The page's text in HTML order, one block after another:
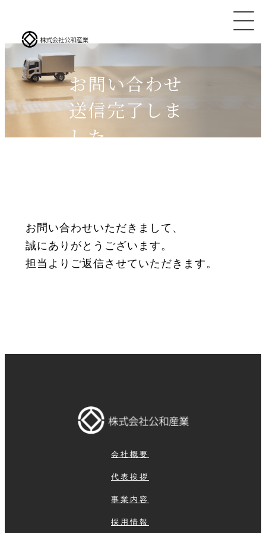
お問い合わせ
送信完了しま
した
お問い合わせいただきまして、
誠にありがとうございます。
担当よりご返信させていただきます。
会社概要
代表挨拶
事業内容
採用情報